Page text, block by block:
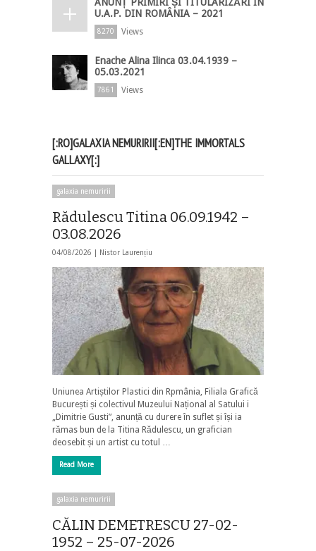
U.A.P. DIN ROMÂNIA – 2021
8270 Views
Enache Alina Ilinca 03.04.1939 –
05.03.2021
7861 Views
[:RO]GALAXIA NEMURIRII[:EN]THE IMMORTALS
GALLAXY[:]
galaxia nemuririi
Rădulescu Titina 06.09.1942 –
03.08.2026
04/08/2026 | Nistor Laurențiu
Uniunea Artiștilor Plastici din Rpmânia, Filiala Grafică
București și colectivul Muzeului Național al Satului i
„Dimitrie Gusti”, anunță cu durere în suflet și își ia
rămas bun de la Titina Rădulescu, un grafician
deosebit și un artist cu totul …
Read More
galaxia nemuririi
CĂLIN DEMETRESCU 27-02-
1952 – 25-07-2026